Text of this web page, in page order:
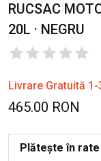
RUCSAC
20L · NEGRU
Livrare Gratuită
465.00 RON
Plătește în rate